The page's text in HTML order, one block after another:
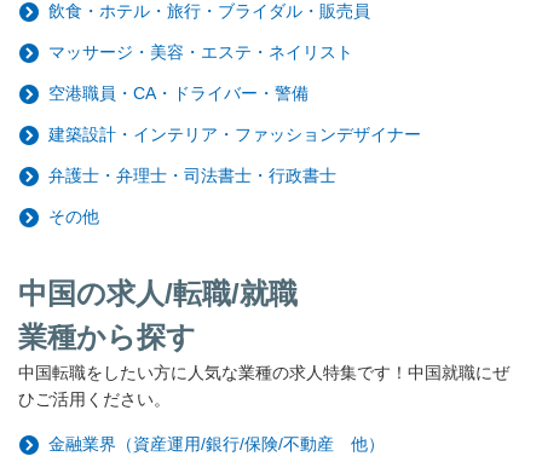
飲食・ホテル・旅行・ブライダル・販売員
マッサージ・美容・エステ・ネイリスト
空港職員・CA・ドライバー・警備
建築設計・インテリア・ファッションデザイナー
弁護士・弁理士・司法書士・行政書士
その他
中国の求人/転職/就職
業種から探す
中国転職をしたい方に人気な業種の求人特集です！中国就職にぜ
ひご活用ください。
金融業界（資産運用/銀行/保険/不動産 他）